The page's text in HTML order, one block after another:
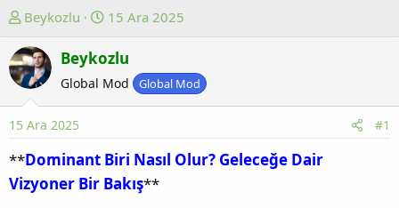
K
n
u
u
a
ş
Beykozlu
B
ş
l
a
ı
ç
15 Ara 2025
Beykozlu
Global Mod Global Mod
15 Ara 2025 #1
**Dominant Biri Nasıl Olur? Geleceğe Dair
Vizyoner Bir Bakış**